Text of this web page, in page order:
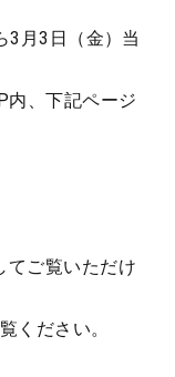
3月3日（金）当
内、下記ページ
てご覧いただけ
ください。